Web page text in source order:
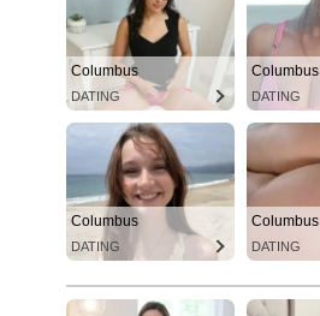
Columbus
DATING
Columbus
DATING
Columbus
DATING
Columbus
DATING